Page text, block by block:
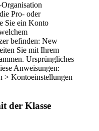
Pro- oder
Sie ein Konto
befinden: New
Sie mit Ihrem
Ursprüngliches
Anweisungen:
> Kontoeinstellungen
der Klasse